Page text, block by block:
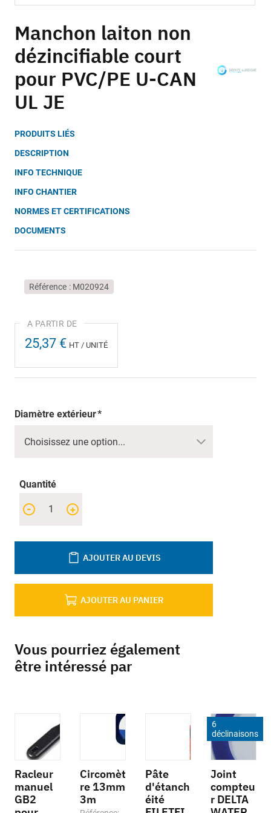
to
the
beginning
of
the
images
gallery
Manchon laiton non
dézincifiable court
pour PVC/PE U-CAN
UL JE
PRODUITS LIÉS
DESCRIPTION
INFO TECHNIQUE
INFO CHANTIER
NORMES ET CERTIFICATIONS
DOCUMENTS
Référence M020924
25,37 € HT / UNITÉ
Diamètre extérieur
Quantité
+
-
AJOUTER AU PANIER
AJOUTER AU DEVIS
Vous pourriez également
être intéressé par
Racleur
manuel
GB2
Circomèt
re 13mm
3m
Pâte
d'étanch
éité
6
déclinaisons
Joint
compteu
r DELTA